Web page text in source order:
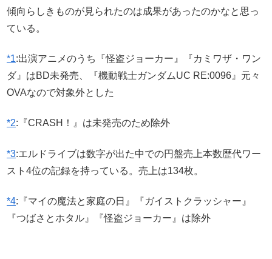
傾向らしきものが見られたのは成果があったのかなと思っ
ている。
*1:出演アニメのうち『怪盗ジョーカー』『カミワザ・ワン
ダ』はBD未発売、『機動戦士ガンダムUC RE:0096』元々
OVAなので対象外とした
*2: 『CRASH！』は未発売のため除外
*3:エルドライブは数字が出た中での円盤売上本数歴代ワー
スト4位の記録を持っている。売上は134枚。
*4: 『マイの魔法と家庭の日』『ガイストクラッシャー』
『つばさとホタル』『怪盗ジョーカー』は除外